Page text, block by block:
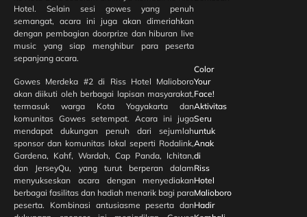
Hotel. Selain sesi gowes yang penuh
semangat, acara ini juga akan dimeriahkan
dengan pembagian doorprize dan hiburan live
music yang siap menghibur para peserta
sepanjang acara.
Gowes Merdeka #2 di Riss Hotel Malioboro
akan diikuti oleh berbagai lapisan masyarakat,
termasuk warga Kota Yogyakarta dan
komunitas Gowes setempat. Acara ini juga
mendapat dukungan penuh dari sejumlah
sponsor dan komunitas lokal seperti Rodalink,
Gardena, Kahf, Wardah, Cap Panda, Ichitan,
dan JerseyQu, yang turut berperan dalam
menyukseskan acara dengan menyediakan
berbagai fasilitas dan hadiah menarik bagi para
peserta. Kombinasi antusiasme peserta dan
Color
Your
Face!
Aktivitas
Seru
untuk
Anak
di
Riss
Hotel
Malioboro
Hadir